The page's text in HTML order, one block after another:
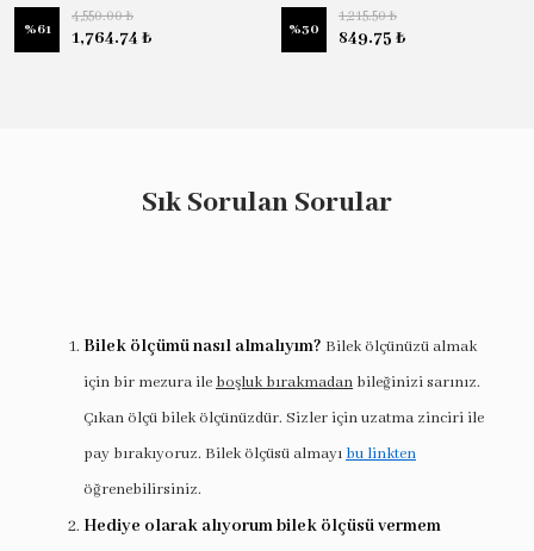
%61
4,550.00 ₺
1,764.74 ₺ %30
1,215.50 ₺
849.75 ₺
Sık Sorulan Sorular
Bilek ölçümü nasıl almalıyım? Bilek ölçünüzü almak
için bir mezura ile boşluk bırakmadan bileğinizi sarınız.
Çıkan ölçü bilek ölçünüzdür. Sizler için uzatma zinciri ile
pay bırakıyoruz. Bilek ölçüsü almayı bu linkten
öğrenebilirsiniz.
Hediye olarak alıyorum bilek ölçüsü vermem